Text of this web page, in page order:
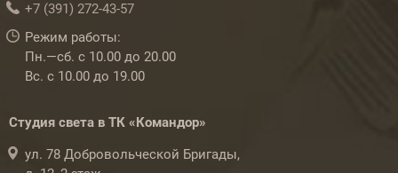
+7 (391) 272-43-57
Режим работы:
Пн.—сб. с 10.00 до 20.00
Вс. с 10.00 до 19.00
Студия света в ТК «Командор»
ул. 78 Добровольческой Бригады,